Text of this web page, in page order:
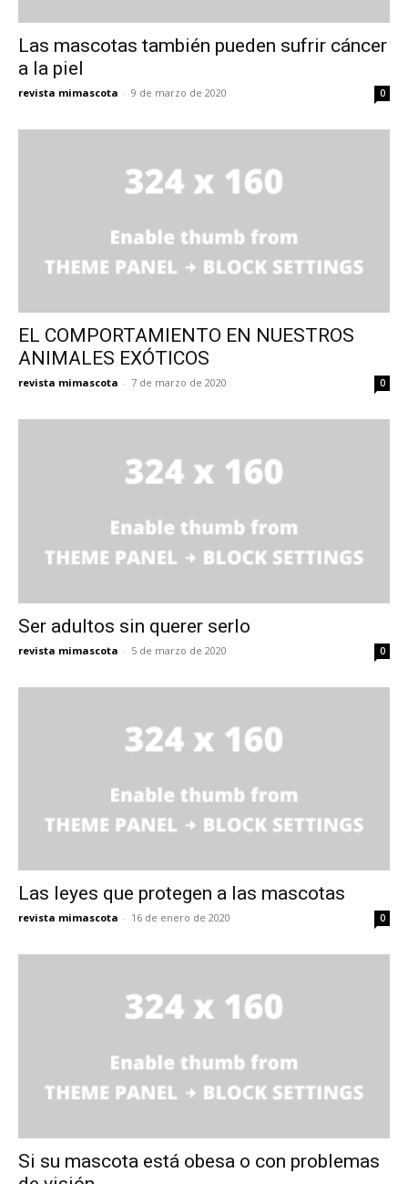
Las mascotas también pueden sufrir cáncer
a la piel
revista mimascota - 9 de marzo de 2020 0
EL COMPORTAMIENTO EN NUESTROS
ANIMALES EXÓTICOS
revista mimascota - 7 de marzo de 2020 0
Ser adultos sin querer serlo
revista mimascota - 5 de marzo de 2020 0
Las leyes que protegen a las mascotas
revista mimascota - 16 de enero de 2020 0
Si su mascota está obesa o con problemas